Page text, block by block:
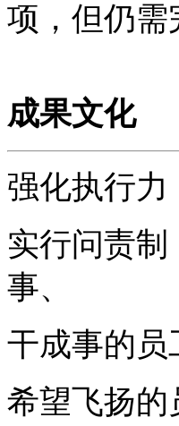
项，但仍需
成果文化
强化执行
实行问责制
事、
干成事的员
希望飞扬的